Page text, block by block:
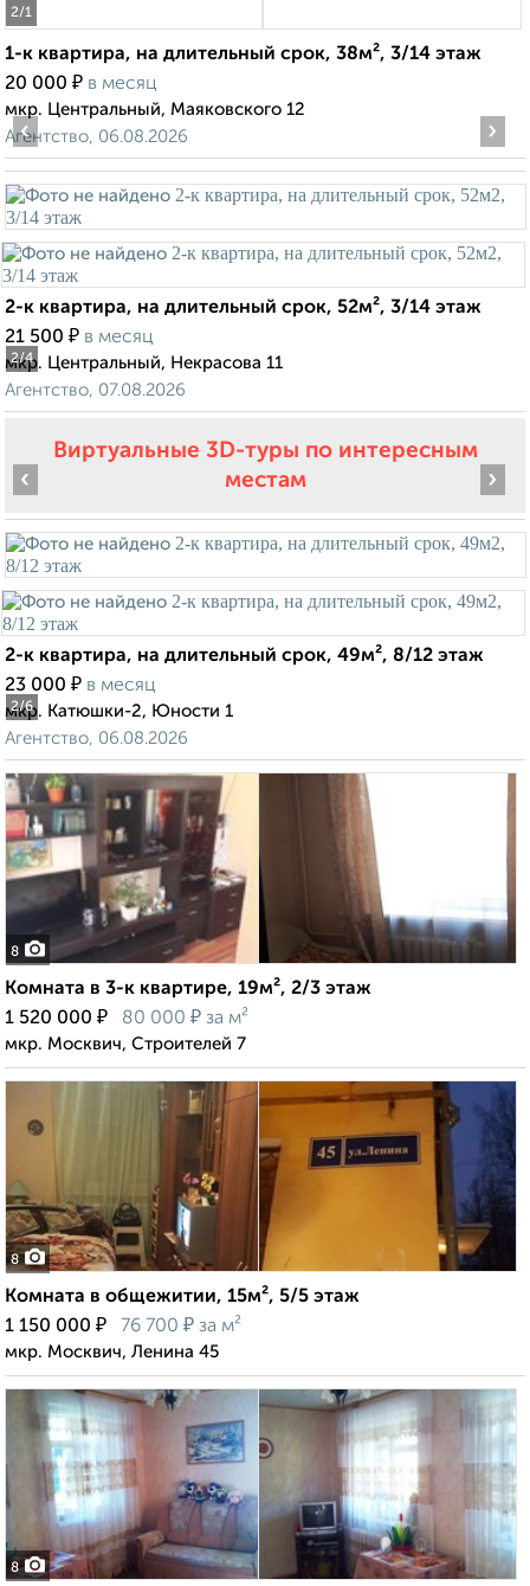
2/1
1-к квартира, на длительный срок, 38м², 3/14 этаж
20 000 ₽ в месяц
мкр. Центральный, Маяковского 12
Агентство, 06.08.2026
2/4
‹ ›
2-к квартира, на длительный срок, 52м², 3/14 этаж
21 500 ₽ в месяц
мкр. Центральный, Некрасова 11
Агентство, 07.08.2026
Виртуальные 3D-туры по интересным
местам
2/6
‹ ›
2-к квартира, на длительный срок, 49м², 8/12 этаж
23 000 ₽ в месяц
мкр. Катюшки-2, Юности 1
Агентство, 06.08.2026
8
Комната в 3-к квартире, 19м², 2/3 этаж
1 520 000 ₽ 80 000 ₽ за м²
мкр. Москвич, Строителей 7
8
Комната в общежитии, 15м², 5/5 этаж
1 150 000 ₽ 76 700 ₽ за м²
мкр. Москвич, Ленина 45
8